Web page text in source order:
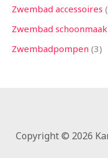
Zwembad accessoires
Zwembad schoonmaak
Zwembadpompen 3
Copyright © 2026